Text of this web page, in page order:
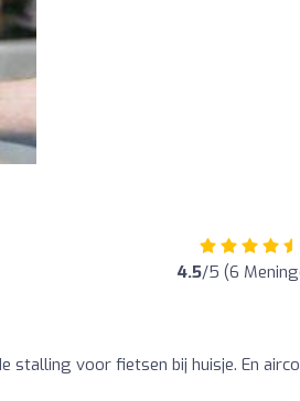
4.5/5 (6
stalling voor fietsen bij huisje. En